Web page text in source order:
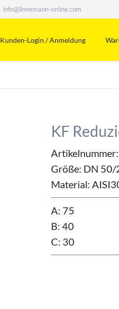
info@linnemann-online.com
Kunden-Login / Anmeldung
KF
Größe: DN 50/
Material:
A: 75
B: 40
C: 30